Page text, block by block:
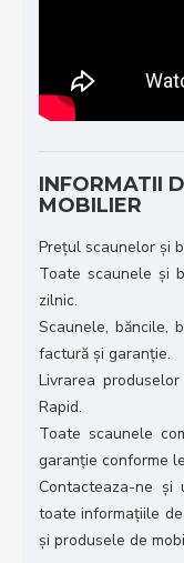
INFORMATII
MOBILIER
Prețul scaunelor și
Toate scaunele și
zilnic.
Scaunele, băncile,
factură și garanție.
Livrarea
Rapid.
Toate scaunele
garanție conforme
Contacteaza-ne
toate informațiile
și produsele de